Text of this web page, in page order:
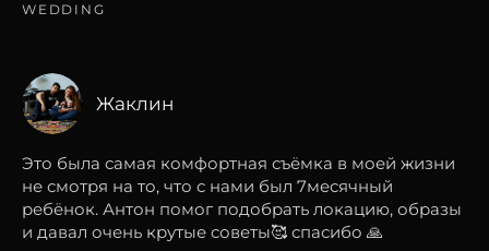
WEDDING
Жаклин
Это была самая комфортная съёмка в моей жизни
не смотря на то, что с нами был 7месячный
ребёнок. Антон помог подобрать локацию, образы
и давал очень крутые советы🥰 спасибо 🙏